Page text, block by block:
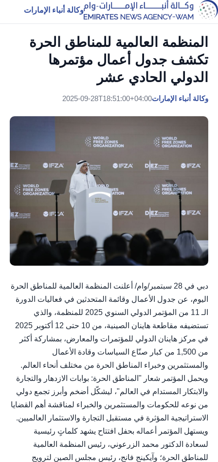
وكالة أنباء الإمارات
المنظمة العالمية للمناطق الحرة
تكشف جدول أعمال مؤتمرها
الدولي الحادي عشر
وكالة أنباء الإمارات2025-09-28T18:51:00+04:00
دبي في 28 سبتمبر/وام/ أعلنت المنظمة العالمية للمناطق الحرة
اليوم، عن جدول الأعمال وقائمة المتحدثين في فعاليات الدورة
الـ 11 من المؤتمر الدولي السنوي 2025 للمنظمة، والذي
تستضيفه مقاطعة هاينان الصينية، من 10 حتى 12 أكتوبر 2025
في مركز هاينان الدولي للمؤتمرات والمعارض، بمشاركة أكثر
من 1,500 من كبار صنّاع السياسات وقادة الأعمال
والمستثمرين وخبراء المناطق الحرة من مختلف أنحاء العالم.
ويحمل المؤتمر شعار "المناطق الحرة: بوابات الازدهار والتجارة
والابتكار المستدام في العالم"، ليشكّل أضخم وأبرز تجمع دولي
من نوعه للحكومات والمستثمرين والخبراء لمناقشة أهم القضايا
الاستراتيجية المؤثرة في مستقبل التجارة والاستثمار العالميين.
ويستهل المؤتمر أعماله بحفل افتتاح يشهد كلماتٍ رئيسية
لسعادة الدكتور محمد الزرعوني، رئيس المنظمة العالمية
للمناطق الحرة؛ وآيكينج فانج، رئيس مجلس الصين لترويج